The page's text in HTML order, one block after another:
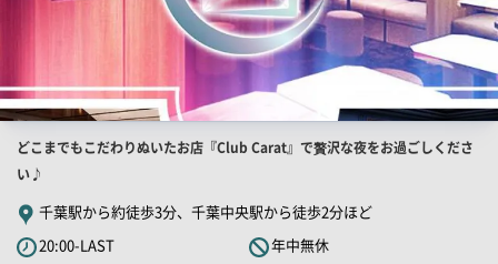
店
舗
PR
キ
ャ
どこまでもこだわりぬいたお店『Club Carat』で贅沢な夜をお過ごしくださ
い♪
千葉駅から約徒歩3分、千葉中央駅から徒歩2分ほど
20:00-LAST
年中無休